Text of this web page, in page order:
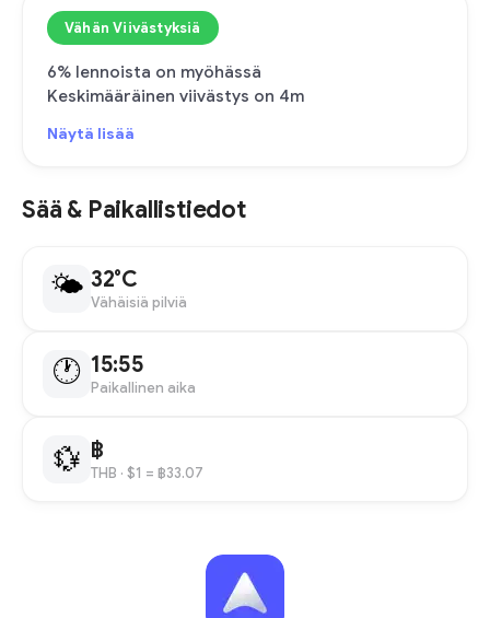
Vähän Viivästyksiä
6% lennoista on myöhässä
Keskimääräinen viivästys on 4m
Näytä lisää
Sää & Paikallistiedot
🌤 32°C
Vähäisiä pilviä
🕐 15:55
Paikallinen aika
💱 ฿
THB · $1 = ฿33.07